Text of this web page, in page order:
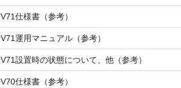
V71仕様書（参考）
V71運用マニュアル（参考）
V71設置時の状態について、他（参考）
V70仕様書（参考）